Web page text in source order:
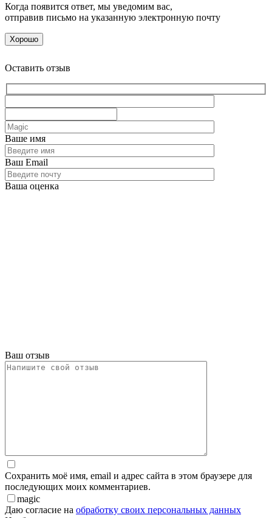
Когда появится ответ, мы уведомим вас,
отправив письмо на указанную электронную почту
Хорошо
Оставить отзыв
Ваше имя
Ваш Email
Ваша оценка
Ваш отзыв
Сохранить моё имя, email и адрес сайта в этом браузере для
последующих моих комментариев.
magic
Даю согласие на обработку своих персональных данных